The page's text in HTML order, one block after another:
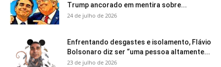
Trump ancorado em mentira sobre...
24 de julho de 2026
Enfrentando desgastes e isolamento, Flávio
Bolsonaro diz ser “uma pessoa altamente...
23 de julho de 2026